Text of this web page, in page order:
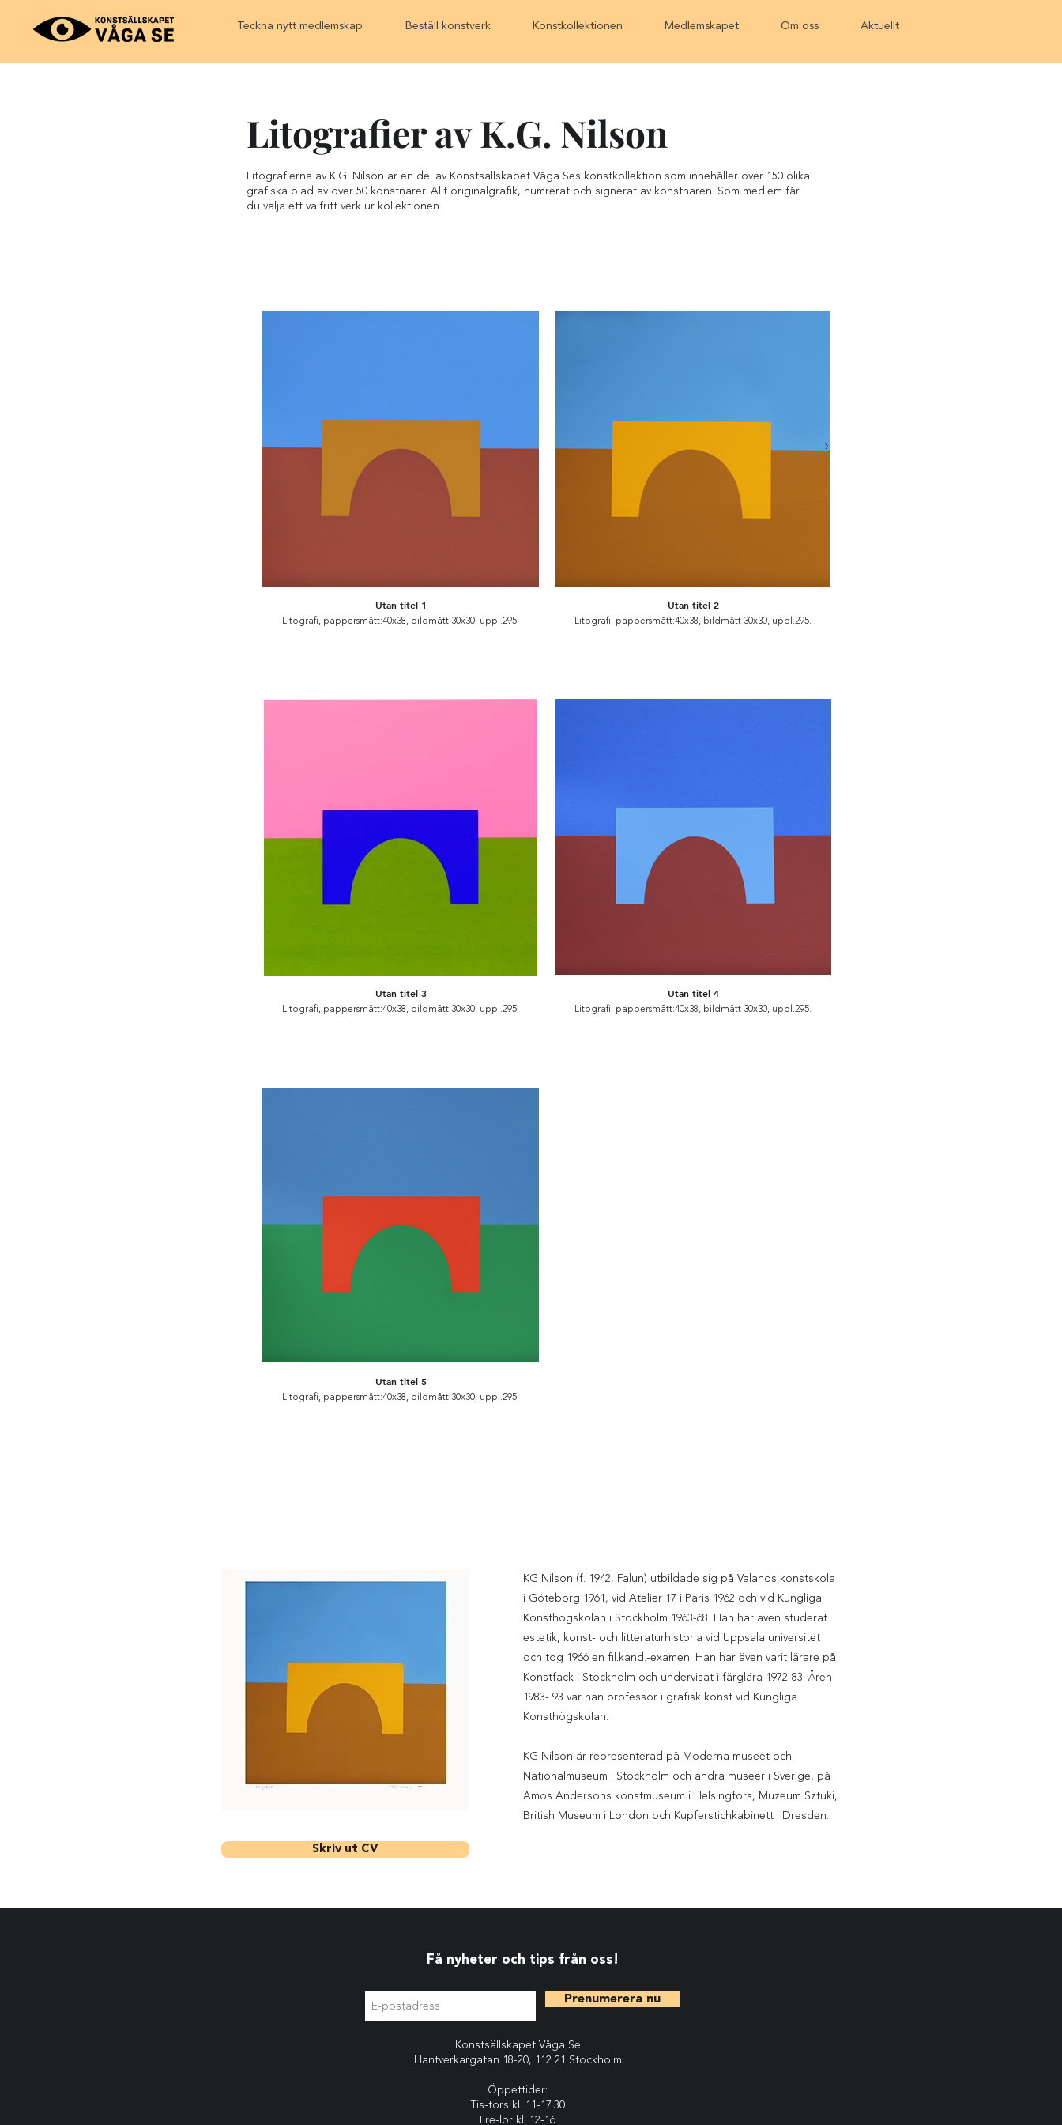
Teckna nytt medlemskap Beställ konstverk Konstkollektionen Medlemskapet Om oss Aktuellt
Litografier av K.G. Nilson
Litografierna av K.G. Nilson är en del av Konstsällskapet Våga Ses konstkollektion som innehåller över 150 olika
grafiska blad av över 50 konstnärer. Allt originalgrafik, numrerat och signerat av konstnären. Som medlem får
du välja ett valfritt verk ur kollektionen.
Utan titel 1
Litografi, pappersmått:40x38, bildmått 30x30, uppl.295.
Utan titel 2
Litografi, pappersmått:40x38, bildmått 30x30, uppl.295.
Utan titel 3
Litografi, pappersmått:40x38, bildmått 30x30, uppl.295.
Utan titel 4
Litografi, pappersmått:40x38, bildmått 30x30, uppl.295.
Utan titel 5
Litografi, pappersmått:40x38, bildmått 30x30, uppl.295.
Skriv ut CV
KG Nilson (f. 1942, Falun) utbildade sig på Valands konstskola
i Göteborg 1961, vid Atelier 17 i Paris 1962 och vid Kungliga
Konsthögskolan i Stockholm 1963-68. Han har även studerat
estetik, konst- och litteraturhistoria vid Uppsala universitet
och tog 1966 en fil.kand.-examen. Han har även varit lärare på
Konstfack i Stockholm och undervisat i färglära 1972-83. Åren
1983- 93 var han professor i grafisk konst vid Kungliga
Konsthögskolan.
​KG Nilson är representerad på Moderna museet och
Nationalmuseum i Stockholm och andra museer i Sverige, på
Amos Andersons konstmuseum i Helsingfors, Muzeum Sztuki,
British Museum i London och Kupferstichkabinett i Dresden.
Få nyheter och tips från oss!
Prenumerera nu
Konstsällskapet Våga Se
Hantverkargatan 18-20, 112 21 Stockholm
Öppettider:
Tis-tors kl. 11-17.30
Fre-lör kl. 12-16